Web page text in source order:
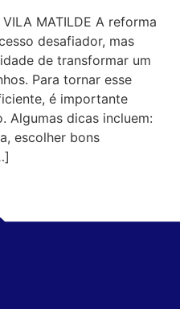
VILA MATILDE A reforma
desafiador, mas
de transformar um
Para tornar esse
é importante
Algumas dicas incluem:
escolher bons